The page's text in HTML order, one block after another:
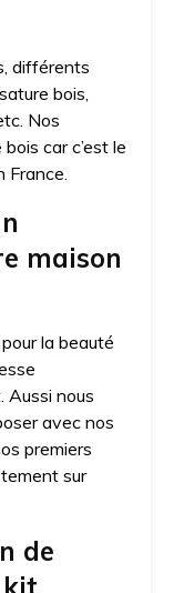
différents
bois,
Nos
car c’est le
France.
maison
la beauté
Aussi nous
avec nos
premiers
sur
de
kit